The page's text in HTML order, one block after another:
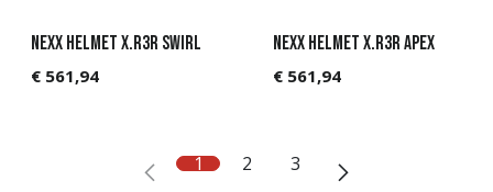
NEXX Helmet X.R3R SWIRL
€ 561,94
NEXX Helmet X.R3R APEX
€ 561,94
1 2 3